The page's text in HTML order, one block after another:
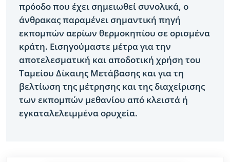
πρόοδο που έχει σημειωθεί συνολικά, ο
άνθρακας παραμένει σημαντική πηγή
εκπομπών αερίων θερμοκηπίου σε ορισμένα
κράτη. Εισηγούμαστε μέτρα για την
αποτελεσματική και αποδοτική χρήση του
Ταμείου Δίκαιης Μετάβασης και για τη
βελτίωση της μέτρησης και της διαχείρισης
των εκπομπών μεθανίου από κλειστά ή
εγκαταλελειμμένα ορυχεία. ​